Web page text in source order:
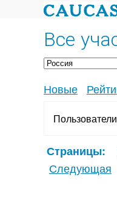
Все
Новые
Страницы:
Следующая